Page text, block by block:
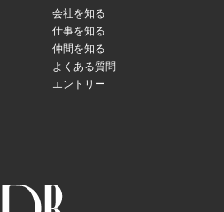
会社を知る
仕事を知る
仲間を知る
よくある質問
エントリー